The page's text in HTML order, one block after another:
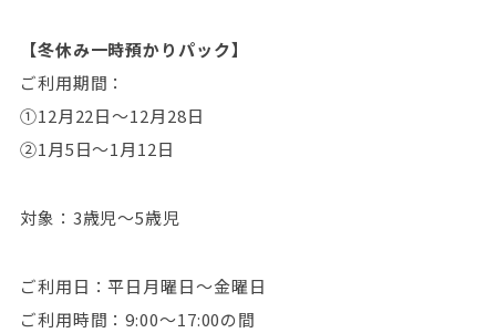
【冬休み一時預かりパック】
ご利用期間：
①12月22日～12月28日
②1月5日～1月12日
対象：3歳児～5歳児
ご利用日：平日月曜日～金曜日
ご利用時間：9:00～17:00の間